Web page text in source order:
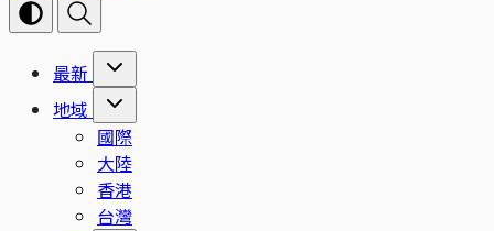
最新
地域
國際
大陸
香港
台灣